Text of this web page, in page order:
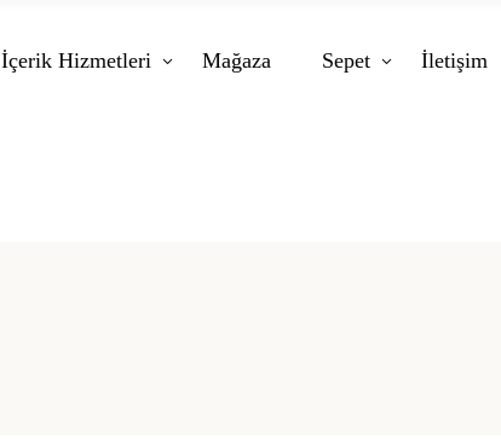
İçerik Hizmetleri Mağaza Sepet İletişim